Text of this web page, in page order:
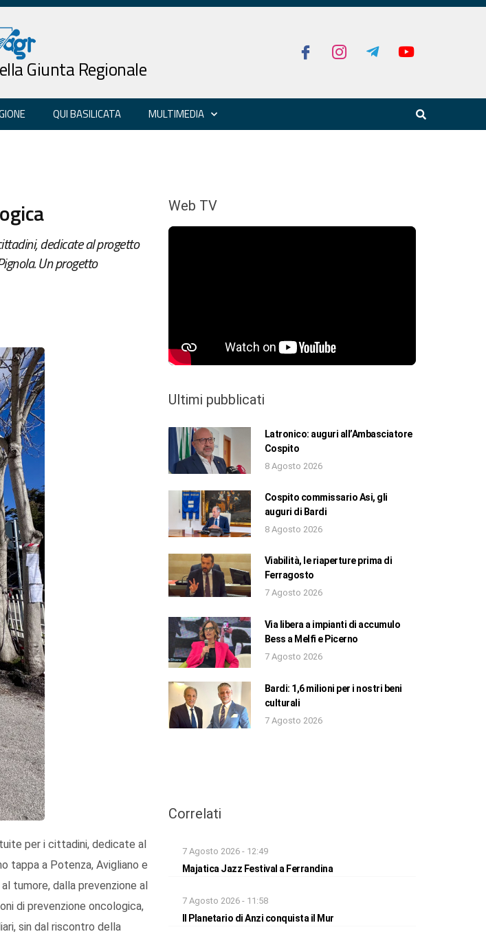
Giunta Regionale
QUI BASILICATA MULTIMEDIA
dedicate al progetto
Un progetto
per i cittadini, dedicate al
tappa a Potenza, Avigliano e
tumore, dalla prevenzione al
di prevenzione oncologica,
sin dal riscontro della
Web TV
Ultimi pubblicati
Latronico: auguri all’Ambasciatore
Cospito
8 Agosto 2026
Cospito commissario Asi, gli
auguri di Bardi
8 Agosto 2026
Viabilità, le riaperture prima di
Ferragosto
7 Agosto 2026
Via libera a impianti di accumulo
Bess a Melfi e Picerno
7 Agosto 2026
Bardi: 1,6 milioni per i nostri beni
culturali
7 Agosto 2026
Correlati
7 Agosto 2026 - 12:49
Majatica Jazz Festival a Ferrandina
7 Agosto 2026 - 11:58
Il Planetario di Anzi conquista il Mur